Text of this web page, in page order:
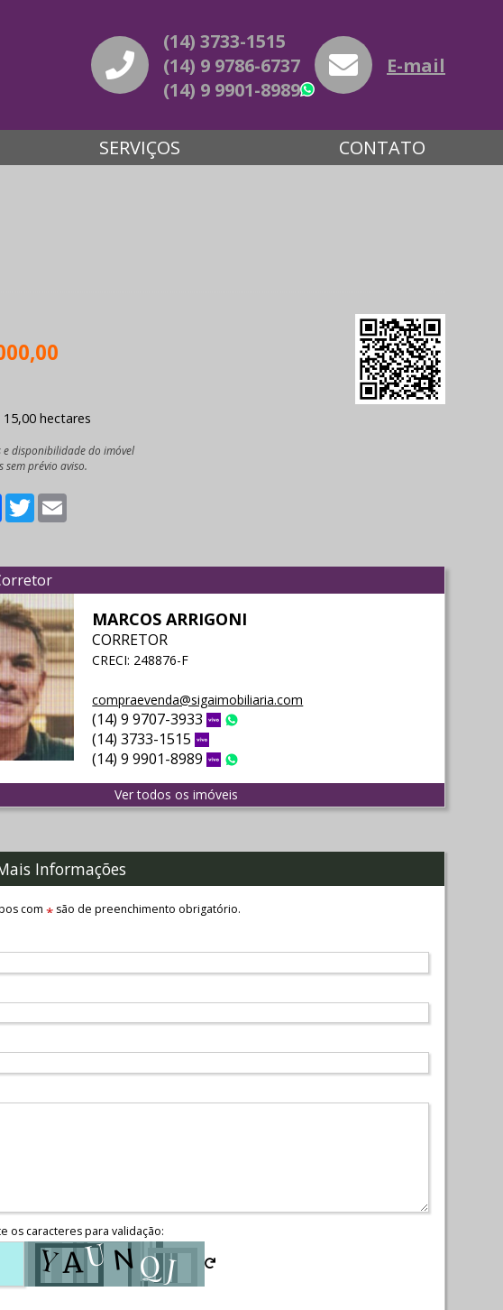
(14) 3733-1515
(14) 9 9786-6737
(14) 9 9901-8989
WhatsApp
E-mail
SERVIÇOS CONTATO
hectares
disponibilidade do imóvel
sem prévio aviso.
Facebook
Twitter
MARCOS ARRIGONI
CORRETOR
CRECI: 248876-F
compraevenda@sigaimobiliaria.com
(14) 9 9707-3933 Vivo
(14) 3733-1515
(14) 9 9901-8989 Vivo
Ver todos os imóveis
Informações
com *são de preenchimento obrigatório.
os caracteres para validação: